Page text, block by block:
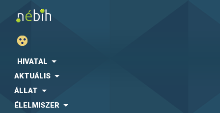
HIVATAL
AKTUÁLIS
ÁLLAT
ÉLELMISZER